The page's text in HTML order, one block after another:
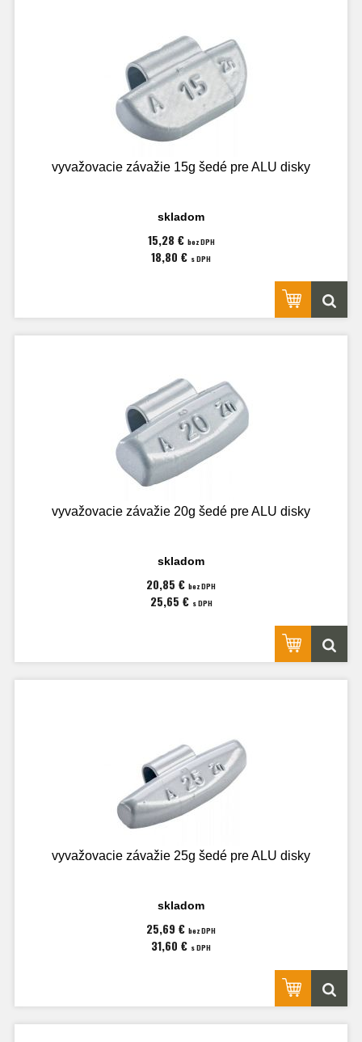
vyvažovacie závažie 15g šedé pre ALU disky
skladom
15,28 € bez DPH
18,80 € s DPH
vyvažovacie závažie 20g šedé pre ALU disky
skladom
20,85 € bez DPH
25,65 € s DPH
vyvažovacie závažie 25g šedé pre ALU disky
skladom
25,69 € bez DPH
31,60 € s DPH